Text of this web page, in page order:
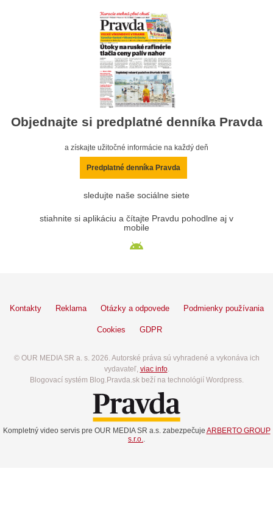
Objednajte si predplatné denníka Pravda
a získajte užitočné informácie na každý deň
Predplatné denníka Pravda
sledujte naše sociálne siete
stiahnite si aplikáciu a čítajte Pravdu pohodlne aj v
mobile
Kontakty Reklama Otázky a odpovede Podmienky používania
Cookies GDPR
© OUR MEDIA SR a. s. 2026. Autorské práva sú vyhradené a vykonáva ich
vydavateľ, viac info.
Blogovací systém Blog.Pravda.sk beží na technológií Wordpress.
Kompletný video servis pre OUR MEDIA SR a.s. zabezpečuje ARBERTO GROUP
s.r.o..